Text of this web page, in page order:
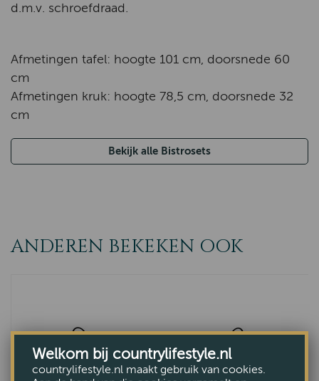
d.m.v. schroefdraad.
Afmetingen tafel: hoogte 101 cm, doorsnede 60
cm
Afmetingen kruk: hoogte 78,5 cm, doorsnede 32
cm
Bekijk alle Bistrosets
ANDEREN BEKEKEN OOK
Welkom bij countrylifestyle.nl
countrylifestyle.nl maakt gebruik van cookies.